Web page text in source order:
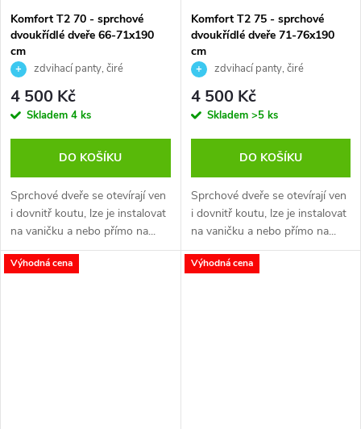
Komfort T2 70 - sprchové
dvoukřídlé dveře 66-71x190
cm
zdvihací panty, čiré
bezpečnostní sklo
4 500 Kč
Skladem 4 ks
DO KOŠÍKU
Sprchové dveře se otevírají ven
i dovnitř koutu, lze je instalovat
na vaničku a nebo přímo na...
Komfort T2 75 - sprchové
dvoukřídlé dveře 71-76x190
cm
zdvihací panty, čiré
bezpečnostní sklo
4 500 Kč
Skladem >5 ks
DO KOŠÍKU
Sprchové dveře se otevírají ven
i dovnitř koutu, lze je instalovat
na vaničku a nebo přímo na...
Výhodná cena Výhodná cena